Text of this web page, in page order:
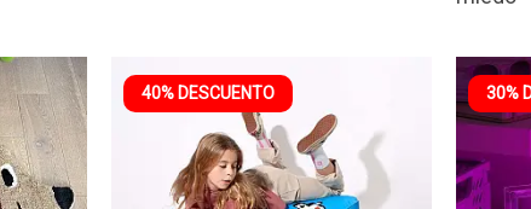
40% DESCUENTO 30%